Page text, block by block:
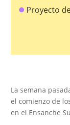
Proyecto
La semana
el comienzo de
en el Ensanche